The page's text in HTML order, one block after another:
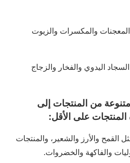
والمكسرات والزيوت
اليدوي والفخار والزجاج
من المنتجات إلى
على الأقل:
القمح والأرز والشعير، والمنتجات
والفاكهة والخضروات.